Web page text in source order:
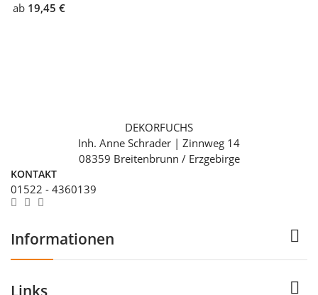
ab 19,45 €
DEKORFUCHS
Inh. Anne Schrader | Zinnweg 14
08359 Breitenbrunn / Erzgebirge
KONTAKT
01522 - 4360139
Informationen 
Links 